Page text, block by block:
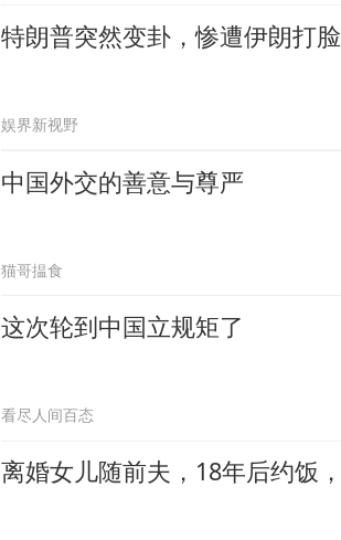
特朗普突然变卦，惨遭伊朗打
娱界新视野
中国外交的善意与尊严
猫哥揾食
这次轮到中国立规矩了
看尽人间百态
离婚女儿随前夫，18年后约饭